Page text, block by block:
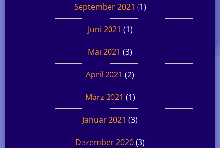
September 2021 (1)
Juni 2021 (1)
Mai 2021 (3)
April 2021 (2)
März 2021 (1)
Januar 2021 (3)
Dezember 2020(3)